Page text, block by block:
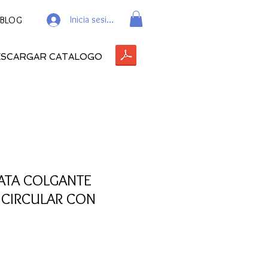
BLOG Inicia sesión
CATALOGO
COLGANTE
CON